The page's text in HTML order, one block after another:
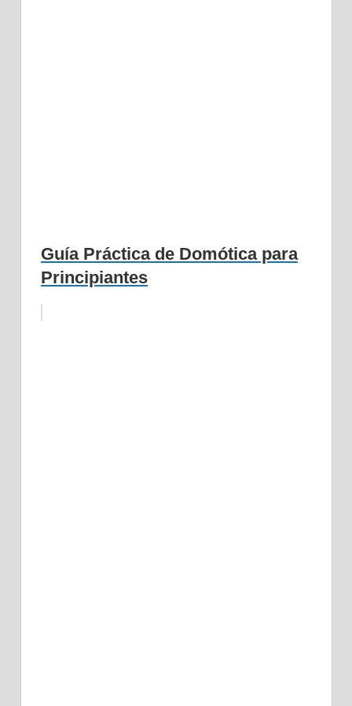
Guía Práctica de Domótica para
Principiantes